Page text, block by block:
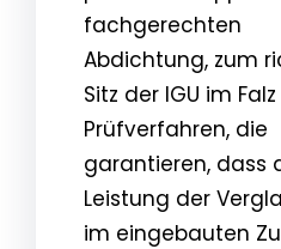
fachgerechten
Abdichtung, zum
Sitz der IGU im
Prüfverfahren, die
garantieren, dass
Leistung der
im eingebauten